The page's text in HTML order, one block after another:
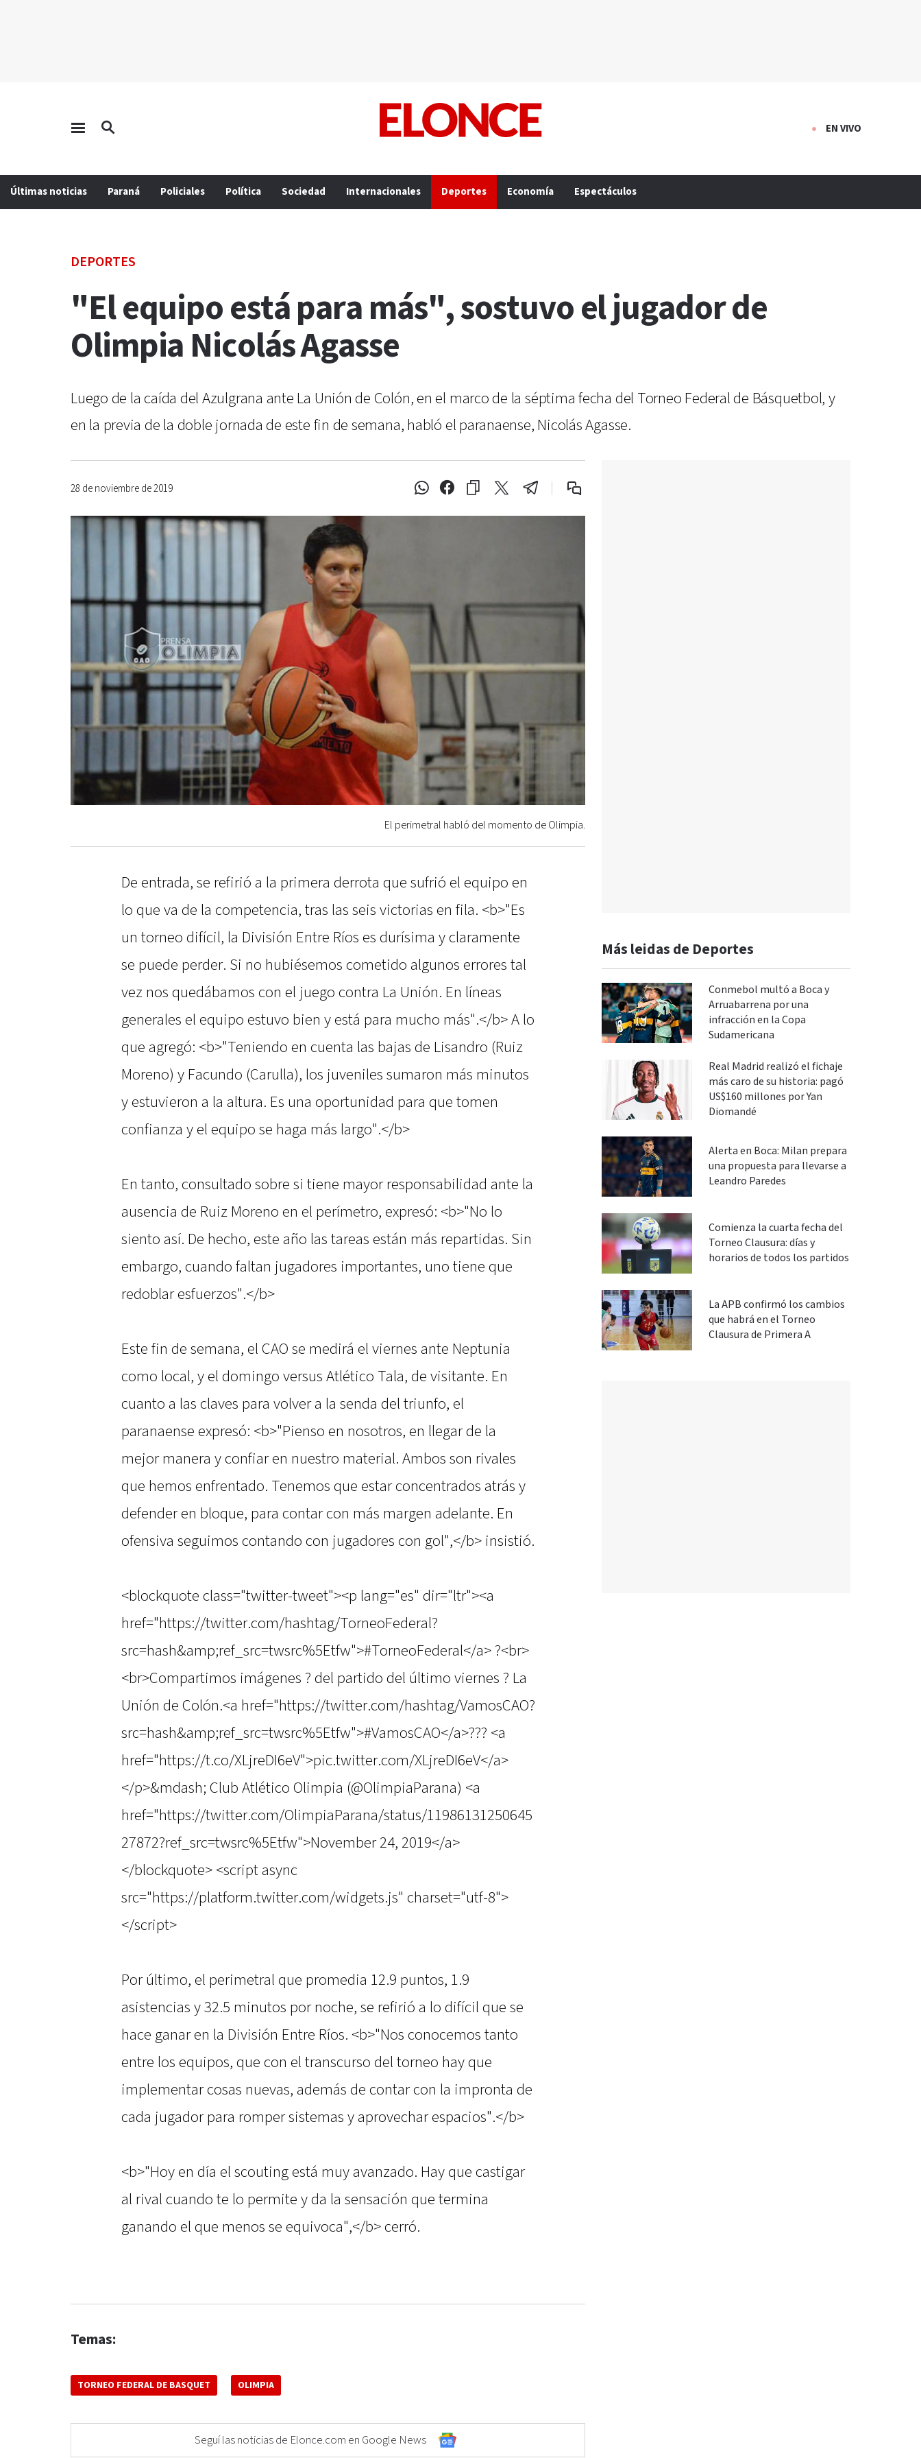
EN VIVO
Últimas noticias Paraná Policiales Política Sociedad Internacionales Deportes Economía Espectáculos
DEPORTES
"El equipo está para más", sostuvo el jugador de
Olimpia Nicolás Agasse
Luego de la caída del Azulgrana ante La Unión de Colón, en el marco de la séptima fecha del Torneo Federal de Básquetbol, y
en la previa de la doble jornada de este fin de semana, habló el paranaense, Nicolás Agasse.
28 de noviembre de 2019
El perimetral habló del momento de Olimpia.
De entrada, se refirió a la primera derrota que sufrió el equipo en
lo que va de la competencia, tras las seis victorias en fila. <b>"Es
un torneo difícil, la División Entre Ríos es durísima y claramente
se puede perder. Si no hubiésemos cometido algunos errores tal
vez nos quedábamos con el juego contra La Unión. En líneas
generales el equipo estuvo bien y está para mucho más".</b> A lo
que agregó: <b>"Teniendo en cuenta las bajas de Lisandro (Ruiz
Moreno) y Facundo (Carulla), los juveniles sumaron más minutos
y estuvieron a la altura. Es una oportunidad para que tomen
confianza y el equipo se haga más largo".</b>
En tanto, consultado sobre si tiene mayor responsabilidad ante la
ausencia de Ruiz Moreno en el perímetro, expresó: <b>"No lo
siento así. De hecho, este año las tareas están más repartidas. Sin
embargo, cuando faltan jugadores importantes, uno tiene que
redoblar esfuerzos".</b>
Este fin de semana, el CAO se medirá el viernes ante Neptunia
como local, y el domingo versus Atlético Tala, de visitante. En
cuanto a las claves para volver a la senda del triunfo, el
paranaense expresó: <b>"Pienso en nosotros, en llegar de la
mejor manera y confiar en nuestro material. Ambos son rivales
que hemos enfrentado. Tenemos que estar concentrados atrás y
defender en bloque, para contar con más margen adelante. En
ofensiva seguimos contando con jugadores con gol",</b> insistió.
<blockquote class="twitter-tweet"><p lang="es" dir="ltr"><a
href="https://twitter.com/hashtag/TorneoFederal?
src=hash&amp;ref_src=twsrc%5Etfw">#TorneoFederal</a> ?<br>
<br>Compartimos imágenes ? del partido del último viernes ? La
Unión de Colón.<a href="https://twitter.com/hashtag/VamosCAO?
src=hash&amp;ref_src=twsrc%5Etfw">#VamosCAO</a>??? <a
href="https://t.co/XLjreDI6eV">pic.twitter.com/XLjreDI6eV</a>
</p>&mdash; Club Atlético Olimpia (@OlimpiaParana) <a
href="https://twitter.com/OlimpiaParana/status/11986131250645
27872?ref_src=twsrc%5Etfw">November 24, 2019</a>
</blockquote> <script async
src="https://platform.twitter.com/widgets.js" charset="utf-8">
</script>
Por último, el perimetral que promedia 12.9 puntos, 1.9
asistencias y 32.5 minutos por noche, se refirió a lo difícil que se
hace ganar en la División Entre Ríos. <b>"Nos conocemos tanto
entre los equipos, que con el transcurso del torneo hay que
implementar cosas nuevas, además de contar con la impronta de
cada jugador para romper sistemas y aprovechar espacios".</b>
<b>"Hoy en día el scouting está muy avanzado. Hay que castigar
al rival cuando te lo permite y da la sensación que termina
ganando el que menos se equivoca",</b> cerró.
Temas:
TORNEO FEDERAL DE BASQUET OLIMPIA
Seguí las noticias de Elonce.com en Google News
Más leidas de Deportes
Conmebol multó a Boca y
Arruabarrena por una
infracción en la Copa
Sudamericana
Real Madrid realizó el fichaje
más caro de su historia: pagó
US$160 millones por Yan
Diomandé
Alerta en Boca: Milan prepara
una propuesta para llevarse a
Leandro Paredes
Comienza la cuarta fecha del
Torneo Clausura: días y
horarios de todos los partidos
La APB confirmó los cambios
que habrá en el Torneo
Clausura de Primera A